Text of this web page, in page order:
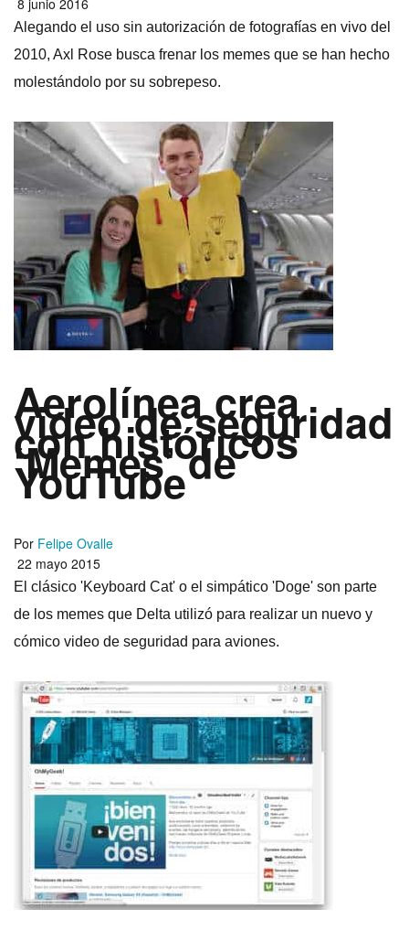
8 junio 2016
Alegando el uso sin autorización de fotografí­as en vivo del
2010, Axl Rose busca frenar los memes que se han hecho
molestándolo por su sobrepeso.
Aerolí­nea crea
video de seguridad
con históricos
‘Memes’ de
YouTube
Por Felipe Ovalle
22 mayo 2015
El clásico 'Keyboard Cat' o el simpático 'Doge' son parte
de los memes que Delta utilizó para realizar un nuevo y
cómico video de seguridad para aviones.